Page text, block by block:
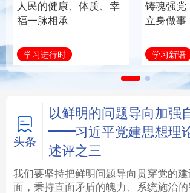
访谈 视频 图片
信息化
学术中国 乡村振兴 银龄
城市 旅游 能源
彩票 娱乐 时尚
人民的健康、体质、幸
福一脉相承
学习进行时
铸魂强党
立身做事
学习新语
头条
以鲜明的问题导向加强
——习近平党建思想理
述评之三
我们要坚持把鲜明问题导向贯穿党的
面，秉持直面矛盾的魄力、系统施治